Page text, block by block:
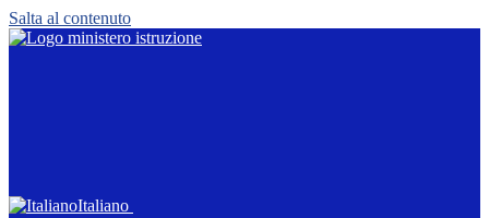
Salta al contenuto
Italiano